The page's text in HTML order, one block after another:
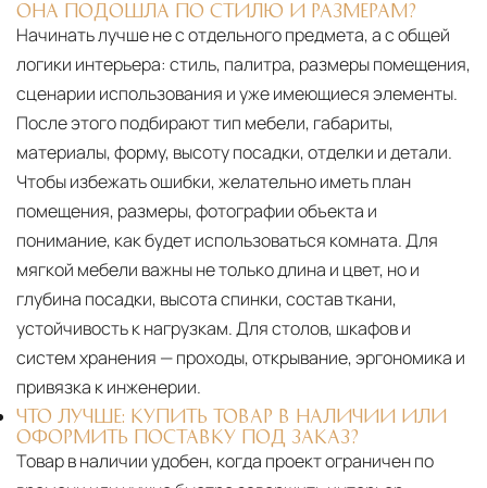
ОНА ПОДОШЛА ПО СТИЛЮ И РАЗМЕРАМ?
Начинать лучше не с отдельного предмета, а с общей
логики интерьера: стиль, палитра, размеры помещения,
сценарии использования и уже имеющиеся элементы.
После этого подбирают тип мебели, габариты,
материалы, форму, высоту посадки, отделки и детали.
Чтобы избежать ошибки, желательно иметь план
помещения, размеры, фотографии объекта и
понимание, как будет использоваться комната. Для
мягкой мебели важны не только длина и цвет, но и
глубина посадки, высота спинки, состав ткани,
устойчивость к нагрузкам. Для столов, шкафов и
систем хранения — проходы, открывание, эргономика и
привязка к инженерии.
ЧТО ЛУЧШЕ: КУПИТЬ ТОВАР В НАЛИЧИИ ИЛИ
ОФОРМИТЬ ПОСТАВКУ ПОД ЗАКАЗ?
Товар в наличии удобен, когда проект ограничен по